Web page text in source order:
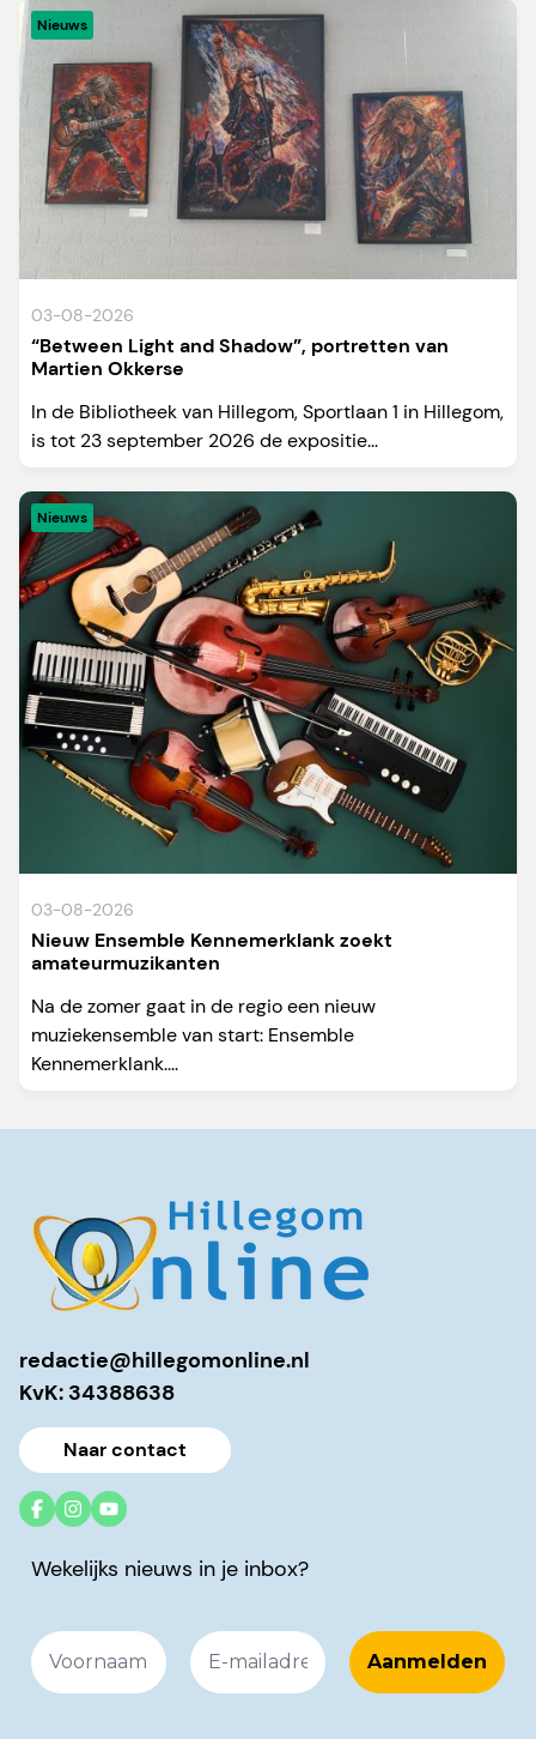
Nieuws
03-08-2026
“Between Light and Shadow”, portretten van
Martien Okkerse
In de Bibliotheek van Hillegom, Sportlaan 1 in Hillegom,
is tot 23 september 2026 de expositie...
Nieuws
03-08-2026
Nieuw Ensemble Kennemerklank zoekt
amateurmuzikanten
Na de zomer gaat in de regio een nieuw
muziekensemble van start: Ensemble
Kennemerklank....
redactie@hillegomonline.nl
KvK: 34388638
Naar contact
Wekelijks nieuws in je inbox?